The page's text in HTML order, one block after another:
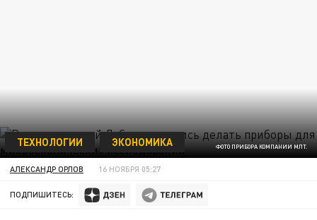
ФОТО ПРИБОРА КОМПАНИИ МЛТ.
ТЕХНОЛОГИИ ЭКОНОМИКА
АЛЕКСАНДР ОРЛОВ 16 НОЯБРЯ 05:27
ПОДПИШИТЕСЬ: